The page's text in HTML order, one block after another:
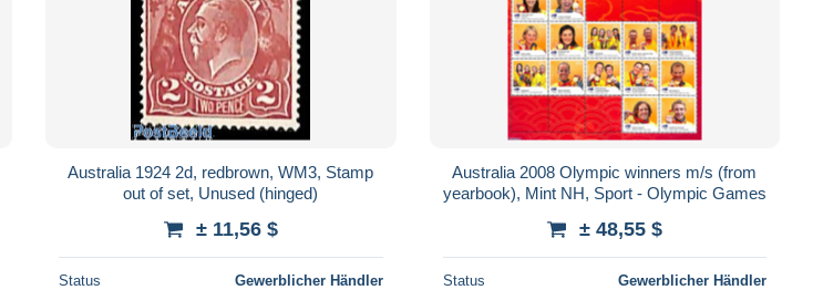
Australia 1924 2d, redbrown, WM3, Stamp
out of set, Unused (hinged)
± 11,56 $
Status Gewerblicher Händler
Australia 2008 Olympic winners m/s (from
yearbook), Mint NH, Sport - Olympic Games
± 48,55 $
Status Gewerblicher Händler